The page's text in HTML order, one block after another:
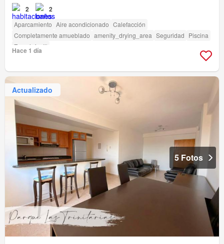
2 2
Aparcamiento Aire acondicionado Calefacción
Completamente amueblado amenity_drying_area Seguridad Piscina
Zona infantil
Hace 1 día
Actualizado
5 Fotos